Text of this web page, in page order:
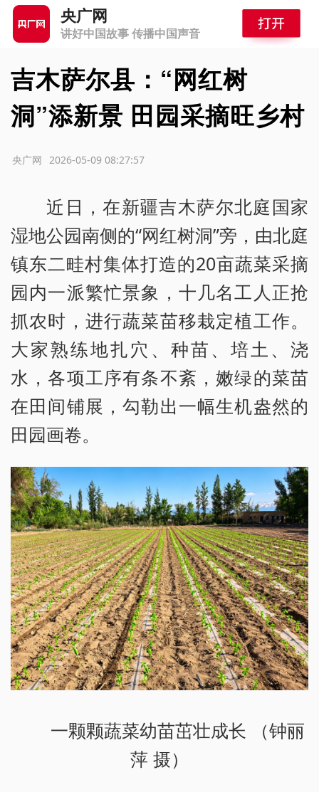
央广网
讲好中国故事 传播中国声音
吉木萨尔县：“网红树
洞”添新景 田园采摘旺乡村
2026-05-09 08:27:57
央广网
近日，在新疆吉木萨尔北庭国家
湿地公园南侧的“网红树洞”旁，由北庭
镇东二畦村集体打造的20亩蔬菜采摘
园内一派繁忙景象，十几名工人正抢
抓农时，进行蔬菜苗移栽定植工作。
大家熟练地扎穴、种苗、培土、浇
水，各项工序有条不紊，嫩绿的菜苗
在田间铺展，勾勒出一幅生机盎然的
田园画卷。
一颗颗蔬菜幼苗茁壮成长 （钟丽
萍 摄）